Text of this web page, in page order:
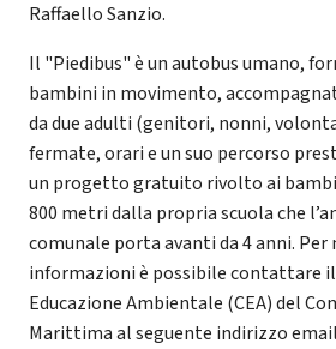
Raffaello Sanzio.
Il "Piedibus" è un autobus umano,
bambini in movimento,
da due adulti (genitori, nonni,
fermate, orari e un suo percorso
un progetto gratuito rivolto ai
800 metri dalla propria scuola che
comunale porta avanti da 4 anni. Per
informazioni è possibile contattare
Educazione Ambientale (CEA) del
Marittima al seguente indirizzo